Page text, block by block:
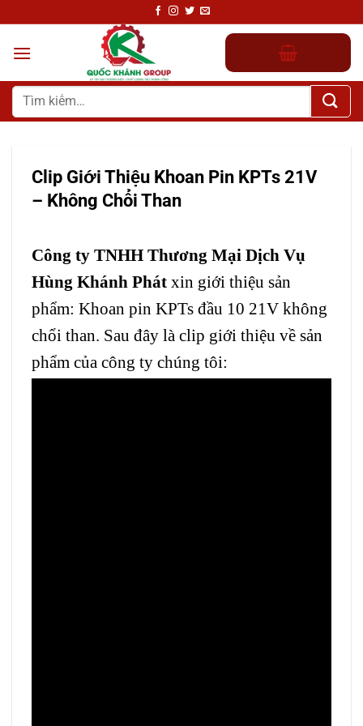
đến
nội
Tìm
kiếm:
Clip Giới Thiệu Khoan Pin KPTs 21V
– Không Chổi Than
Công ty TNHH Thương Mại Dịch Vụ
Hùng Khánh Phát xin giới thiệu sản
phẩm: Khoan pin KPTs đầu 10 21V không
chổi than. Sau đây là clip giới thiệu về sản
phẩm của công ty chúng tôi: